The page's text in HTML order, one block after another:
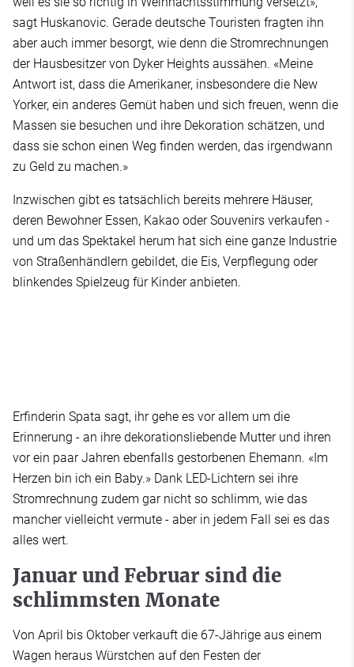
sagt Huskanovic. Gerade deutsche Touristen fragten ihn
aber auch immer besorgt, wie denn die Stromrechnungen
der Hausbesitzer von Dyker Heights aussähen. «Meine
Antwort ist, dass die Amerikaner, insbesondere die New
Yorker, ein anderes Gemüt haben und sich freuen, wenn die
Massen sie besuchen und ihre Dekoration schätzen, und
dass sie schon einen Weg finden werden, das irgendwann
zu Geld zu machen.»
Inzwischen gibt es tatsächlich bereits mehrere Häuser,
deren Bewohner Essen, Kakao oder Souvenirs verkaufen -
und um das Spektakel herum hat sich eine ganze Industrie
von Straßenhändlern gebildet, die Eis, Verpflegung oder
blinkendes Spielzeug für Kinder anbieten.
Erfinderin Spata sagt, ihr gehe es vor allem um die
Erinnerung - an ihre dekorationsliebende Mutter und ihren
vor ein paar Jahren ebenfalls gestorbenen Ehemann. «Im
Herzen bin ich ein Baby.» Dank LED-Lichtern sei ihre
Stromrechnung zudem gar nicht so schlimm, wie das
mancher vielleicht vermute - aber in jedem Fall sei es das
alles wert.
Januar und Februar sind die
schlimmsten Monate
Von April bis Oktober verkauft die 67-Jährige aus einem
Wagen heraus Würstchen auf den Festen der